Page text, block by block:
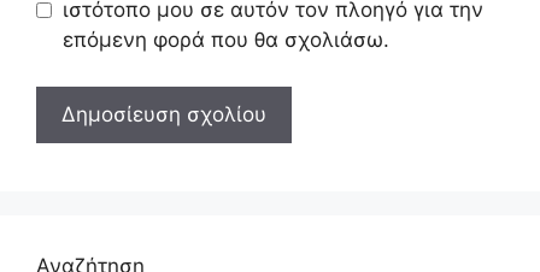
ιστότοπο μου σε αυτόν τον πλοηγό για την
επόμενη φορά που θα σχολιάσω.
Αναζήτηση